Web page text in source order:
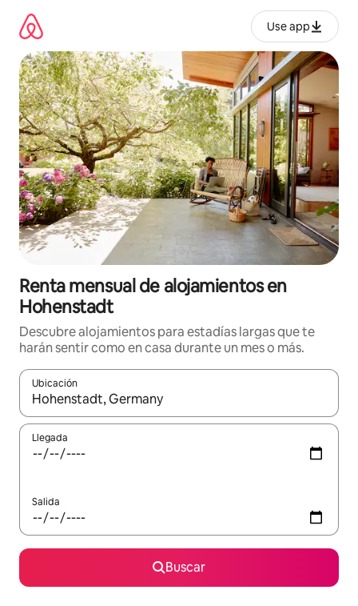
contenido
Use app
Renta mensual de alojamientos en
Hohenstadt
Descubre alojamientos para estadías largas que te
harán sentir como en casa durante un mes o más.
Ubicación
Cuando los resultados estén disponibles, navega con las
Llegada
Salida
Buscar